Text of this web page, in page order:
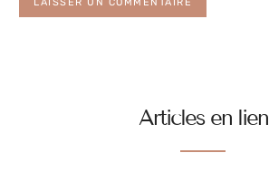
Articles en lien